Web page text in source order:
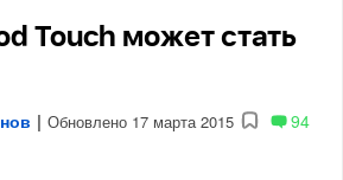
Touch может стать
| Обновлено 17 марта 2015 94